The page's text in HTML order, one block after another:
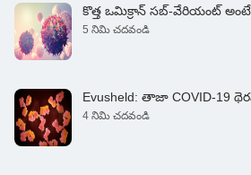
కొత్త ఒమిక్రాన్ సబ్-వేరియంట్
5 నిమి చదవండి
Evusheld: తాజా COVID-19
4 నిమి చదవండి